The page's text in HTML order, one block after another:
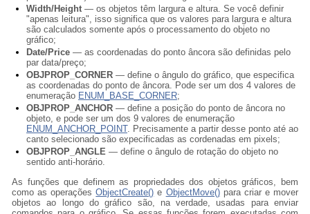
Width/Height — os objetos têm largura e altura. Se você definir
"apenas leitura", isso significa que os valores para largura e altura
são calculados somente após o processamento do objeto no
gráfico;
Date/Price — as coordenadas do ponto âncora são definidas pelo
par data/preço;
OBJPROP_CORNER — define o ângulo do gráfico, que especifica
as coordenadas do ponto de âncora. Pode ser um dos 4 valores de
enumeração ENUM_BASE_CORNER;
OBJPROP_ANCHOR — define a posição do ponto de âncora no
objeto, e pode ser um dos 9 valores de enumeração
ENUM_ANCHOR_POINT. Precisamente a partir desse ponto até ao
canto selecionado são expecificadas as cordenadas em pixels;
OBJPROP_ANGLE — define o ângulo de rotação do objeto no
sentido anti-horário.
As funções que definem as propriedades dos objetos gráficos, bem
como as operaçõesObjectCreate() e ObjectMove()para criar e mover
objetos ao longo do gráfico são, na verdade, usadas para enviar